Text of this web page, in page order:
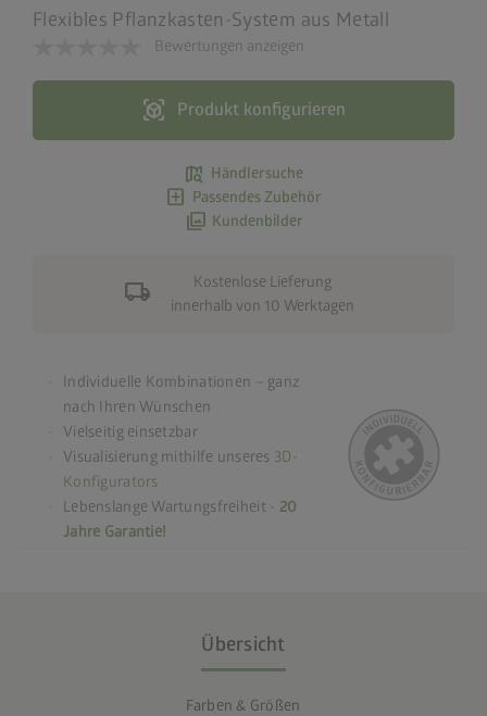
Flexibles Pflanzkasten-System aus Metall
Bewertungen anzeigen
view_in_ar Produkt konfigurieren
map_search Händlersuche
add_box Passendes Zubehör
photo_library Kundenbilder
local_shipping
Kostenlose Lieferung
innerhalb von 10 Werktagen
Individuelle Kombinationen – ganz
nach Ihren Wünschen
Vielseitig einsetzbar
Visualisierung mithilfe unseres 3D-
Konfigurators
Lebenslange Wartungsfreiheit - 20
Jahre Garantie!
Übersicht
Farben & Größen